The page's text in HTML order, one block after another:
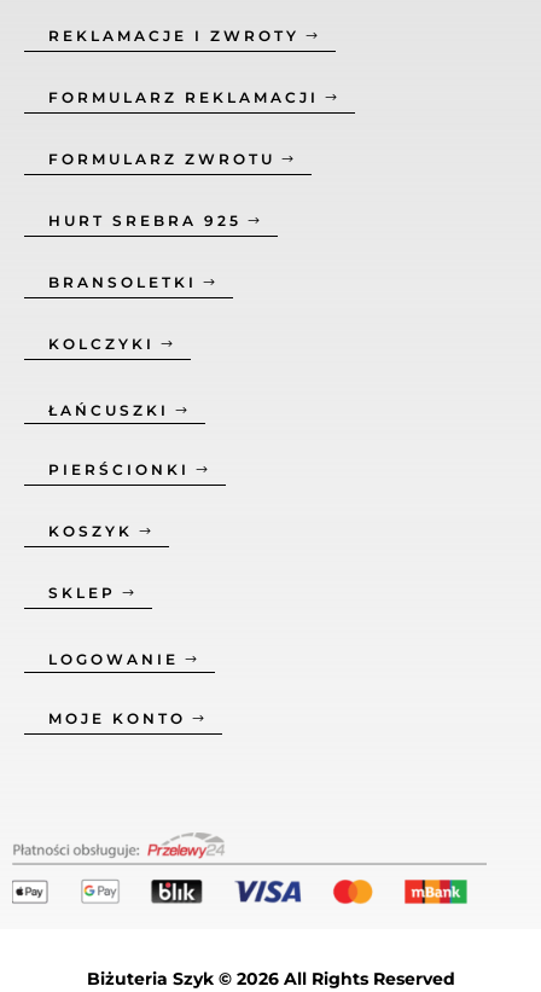
REKLAMACJE I ZWROTY
FORMULARZ REKLAMACJI
FORMULARZ ZWROTU
HURT SREBRA 925
BRANSOLETKI
KOLCZYKI
ŁAŃCUSZKI
PIERŚCIONKI
KOSZYK
SKLEP
LOGOWANIE
MOJE KONTO
Biżuteria Szyk © 2026 All Rights Reserved